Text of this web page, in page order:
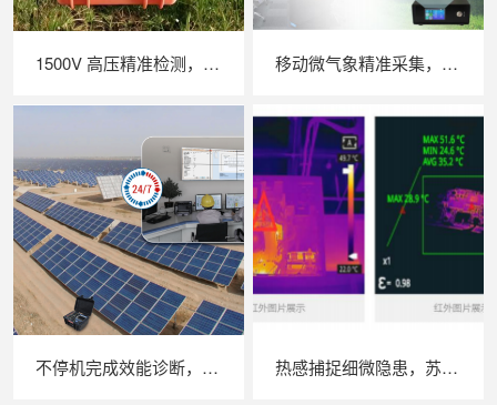
1500V 高压精准检测，苏州 LAILX LX‑PV31 便携式 IV 测试仪助力光伏运维提质增效 移动微气象精准采集，苏州 LAILX LXH506 便携式气象站补齐光伏检测环境数据短板
不停机完成效能诊断，苏州 LAILX LX‑PE93 逆变器综合测试仪筑牢光伏电站效能底座 热感捕捉细微隐患，苏州 LAILX LX‑F300 手持红外热成像仪赋能光伏安全运维